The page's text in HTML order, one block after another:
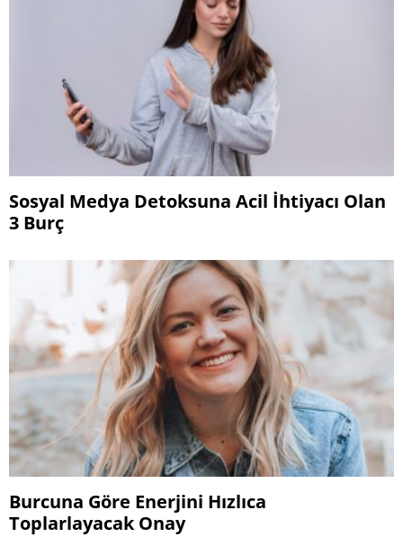
Sosyal Medya Detoksuna Acil İhtiyacı Olan
3 Burç
Burcuna Göre Enerjini Hızlıca
Toplarlayacak Onay